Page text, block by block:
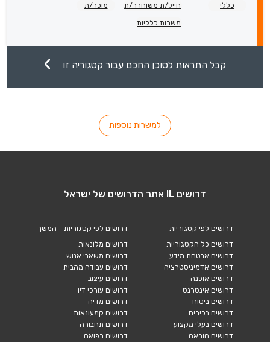
כללי
חייל/ת משוחרר/ת מוכר/ת
משרות כלליות
קבל התראות לסוכן החכם עבור קטגוריה זו
למשרות נוספות
דרושים IL אתר הדרושים של ישראל
דרושים לפי קטגוריות
דרושים כל הקטגוריות
דרושים אבטחת מידע
דרושים אדמיניסטרציה
דרושים אופנה
דרושים אינטרנט
דרושים ביטוח
דרושים בכירים
דרושים בעלי מקצוע
דרושים הוראה
דרושים לפי קטגוריות - המשך
דרושים מלונאות
דרושים משאבי אנוש
דרושים עבודה מהבית
דרושים עיצוב
דרושים עורכי דין
דרושים מדיה
דרושים קמעונאות
דרושים תחבורה
דרושים רפואה